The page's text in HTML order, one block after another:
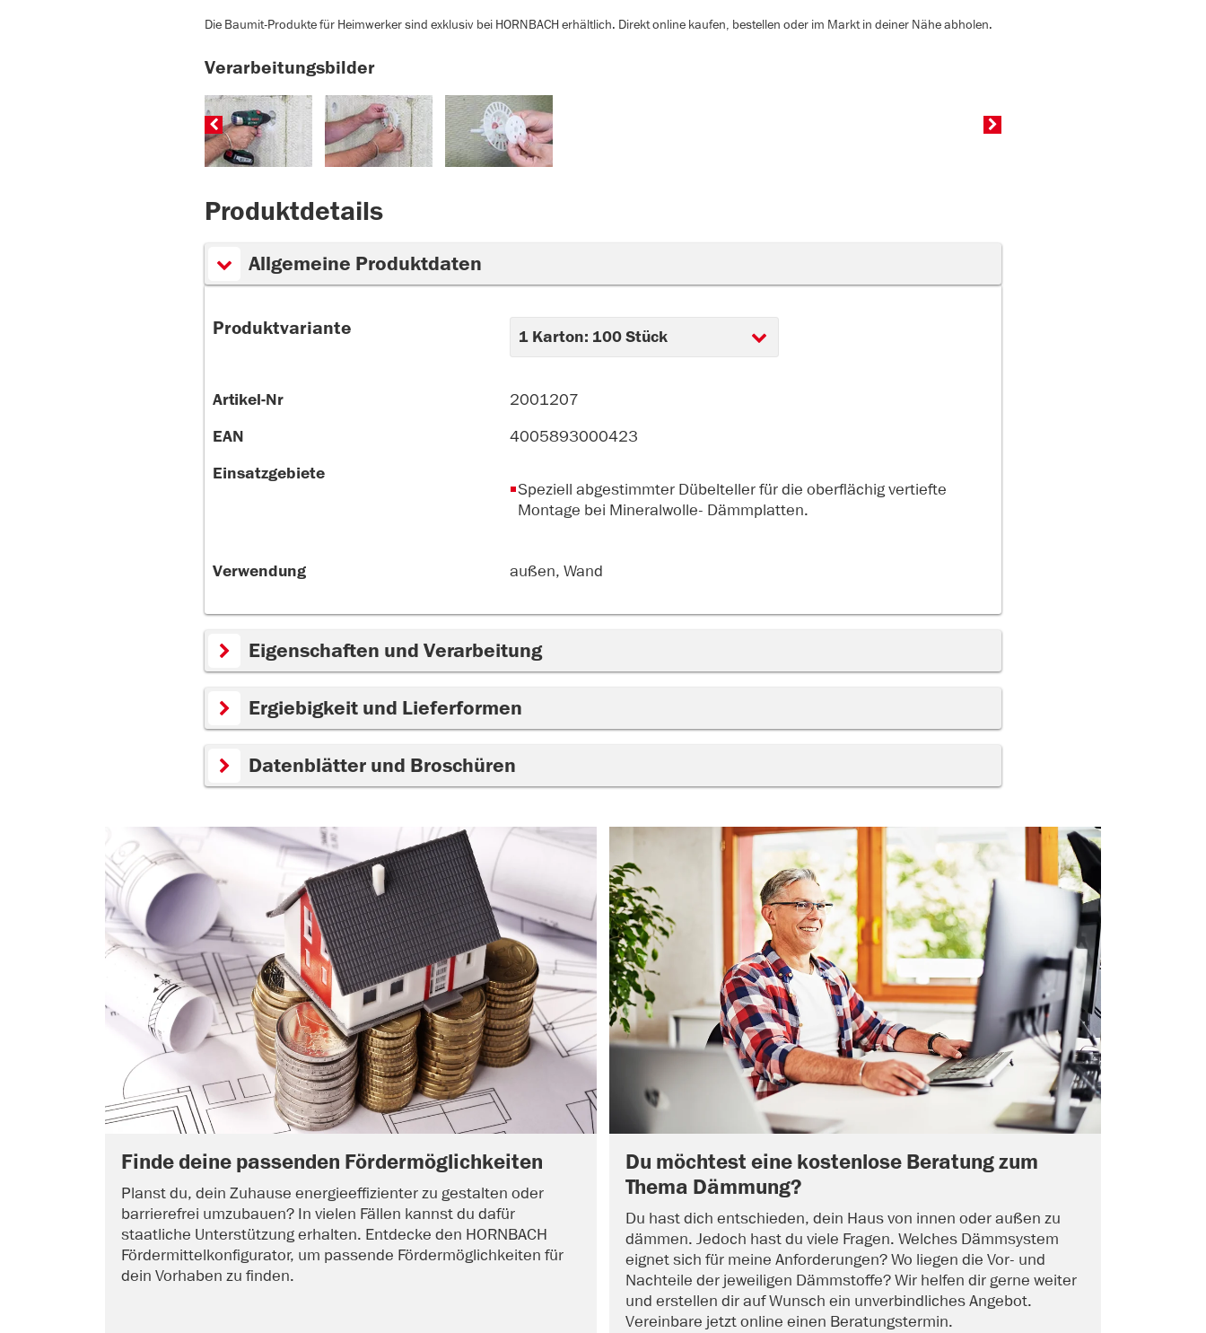
Die Baumit-Produkte für Heimwerker sind exklusiv bei HORNBACH erhältlich. Direkt online kaufen, bestellen oder im Markt in deiner Nähe abholen.
Verarbeitungsbilder
Produktdetails
Allgemeine Produktdaten
Produktvariante
Artikel-Nr 2001207
EAN 4005893000423
Einsatzgebiete
Speziell abgestimmter Dübelteller für die oberflächig vertiefte
Montage bei Mineralwolle- Dämmplatten.
Verwendung außen, Wand
Eigenschaften und Verarbeitung
Ergiebigkeit und Lieferformen
Datenblätter und Broschüren
Finde deine passenden Fördermöglichkeiten
Planst du, dein Zuhause energieeffizienter zu gestalten oder
barrierefrei umzubauen? In vielen Fällen kannst du dafür
staatliche Unterstützung erhalten. Entdecke den HORNBACH
Fördermittelkonfigurator, um passende Fördermöglichkeiten für
dein Vorhaben zu finden.
Du möchtest eine kostenlose Beratung zum
Thema Dämmung?
Du hast dich entschieden, dein Haus von innen oder außen zu
dämmen. Jedoch hast du viele Fragen. Welches Dämmsystem
eignet sich für meine Anforderungen? Wo liegen die Vor- und
Nachteile der jeweiligen Dämmstoffe? Wir helfen dir gerne weiter
und erstellen dir auf Wunsch ein unverbindliches Angebot.
Vereinbare jetzt online einen Beratungstermin.